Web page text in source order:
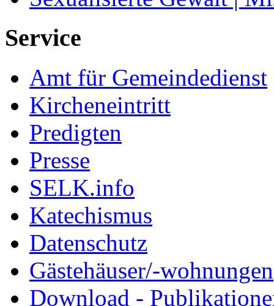
Service
Amt für Gemeindedienst
Kircheneintritt
Predigten
Presse
SELK.info
Katechismus
Datenschutz
Gästehäuser/-wohnungen
Download -